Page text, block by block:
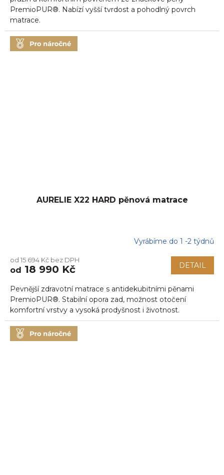
PremioPUR®. Nabízí vyšší tvrdost a pohodlný povrch
matrace.
AURELIE X22 HARD pěnová matrace
produktu
je
z
5
hvězdiček.
Vyrábíme do 1 -2 týdnů
od 15 694 Kč bez DPH
od 18 990 Kč DETAIL
Pevnější zdravotní matrace s antidekubitními pěnami
PremioPUR®. Stabilní opora zad, možnost otočení
komfortní vrstvy a vysoká prodyšnost i životnost.